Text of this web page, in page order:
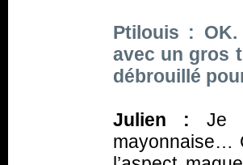
Ptilouis : OK.
avec un gros
débrouillé
Julien : Je
mayonnaise…